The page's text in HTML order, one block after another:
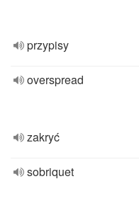
przypisy
overspread
zakryć
sobriquet